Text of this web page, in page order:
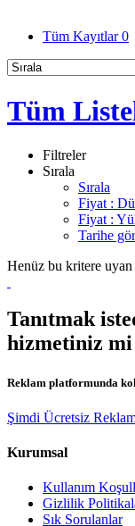
Tüm Kayıtlar0
Tüm
Filtreler
Sırala
Sırala
Fiyat :
Fiyat :
Tarihe
Henüz bu kritere
Tanıtmak
hizmetiniz
Reklam platformunda
Şimdi Ücretsiz
Kurumsal
Kullanım
Gizlilik
Sık Sorulanlar